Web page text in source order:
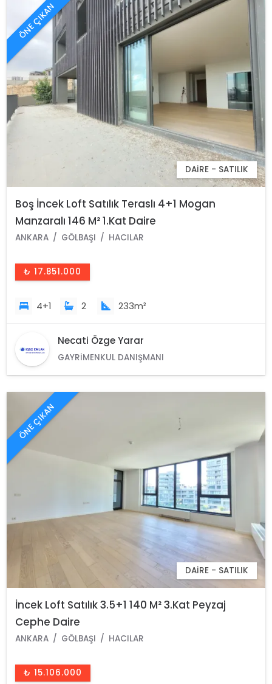
ÖNE ÇIKAN
DAIRE - SATILIK
Boş İncek Loft Satılık Teraslı 4+1 Mogan
Manzaralı 146 M² 1.Kat Daire
ANKARA GÖLBAŞI HACILAR
₺ 17.851.000
4+1 2 233m²
Necati Özge Yarar
GAYRIMENKUL DANIŞMANI
ÖNE ÇIKAN
DAIRE - SATILIK
İncek Loft Satılık 3.5+1 140 M² 3.Kat Peyzaj
Cephe Daire
ANKARA GÖLBAŞI HACILAR
₺ 15.106.000